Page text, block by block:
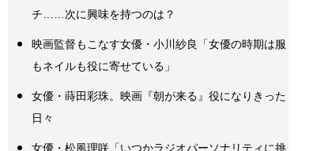
チ……次に興味を持つのは？
映画監督もこなす女優・小川紗良「女優の時期は服
もネイルも役に寄せている」
女優・蒔田彩珠。映画『朝が来る』役になりきった
日々
女優・松風理咲「いつかラジオパーソナリティに挑